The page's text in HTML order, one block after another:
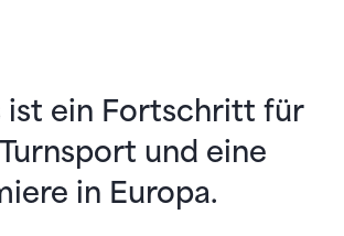
ist ein Fortschritt für
und eine
in Europa.